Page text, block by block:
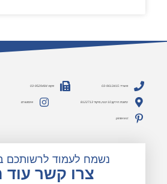
משרד: 03-9613415 פקס: 03-9529484
כתובת: הירקון 10 יבנה, מיקוד 8122713 אינסטגרם
pinterest
נשמח לעמוד לרשותכם
צרו קשר עוד